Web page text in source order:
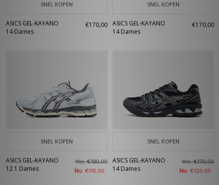
SNEL KOPEN
ASICS GEL-KAYANO
14 Dames
€170,00
SNEL KOPEN
ASICS GEL-KAYANO
14 Dames
€170,00
SNEL KOPEN
ASICS GEL-KAYANO
12.1 Dames
Was€180,00
Nu €115,00
SNEL KOPEN
ASICS GEL-KAYANO
14 Dames
Was€170,00
Nu €120,00